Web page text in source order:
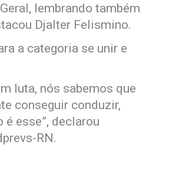
lembrando também
Djalter Felismino.
a categoria se unir e
luta, nós sabemos que
conseguir conduzir,
esse”, declarou
RN.